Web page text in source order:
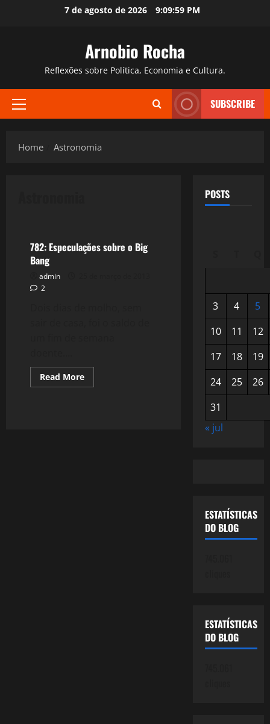
7 de agosto de 2026 9:10:00 PM
Arnobio Rocha
Reflexões sobre Política, Economia e Cultura.
Primary
SUBSCRIBE
Home Astronomia
782: Especulações sobre o Big
Bang
admin
2
Read MoreRead
more
POSTS
3 4
5
10
11
12
17
18
19
24
25
26
31
« jul
ESTATÍSTICAS
DO BLOG
ESTATÍSTICAS
DO BLOG